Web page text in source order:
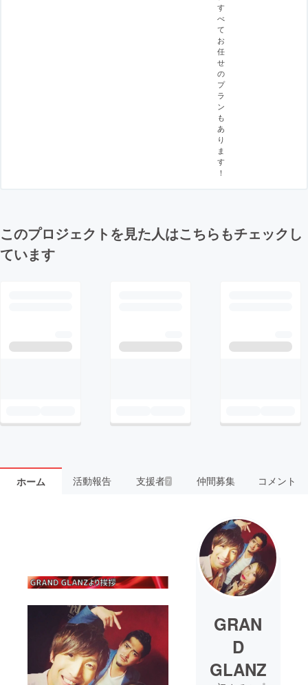
す
べ
て
お
任
せ
の
プ
ラ
ン
も
あ
り
ま
す
！
このプロジェクトを見た人はこちらもチェックし
ています
ホーム 活動報告 支援者7 仲間募集 コメント
GRAN
D
GLANZ